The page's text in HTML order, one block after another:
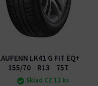
LK41 G FIT EQ+
155/70 R13 75T
Sklad CZ 12 ks